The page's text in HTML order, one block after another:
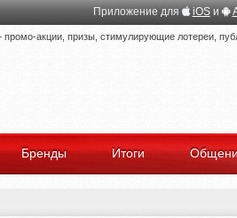
Приложение для iOSи
акции, призы, стимулирующие лотереи,
Бренды Итоги